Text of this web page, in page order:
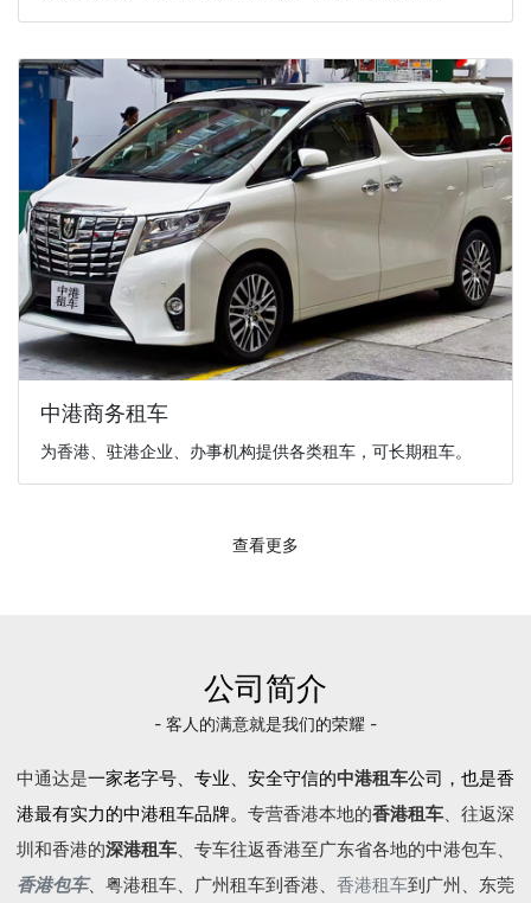
中港商务租车
为香港、驻港企业、办事机构提供各类租车，可长期租车。
查看更多
公司简介
- 客人的满意就是我们的荣耀 -
中通达是一家老字号、专业、安全守信的中港租车公司，也是香
港最有实力的中港租车品牌。 专营香港本地的香港租车、往返深
圳和香港的深港租车、专车往返香港至广东省各地的中港包车、
香港包车、 粤港租车、广州租车到香港、 香港租车到广州、东莞